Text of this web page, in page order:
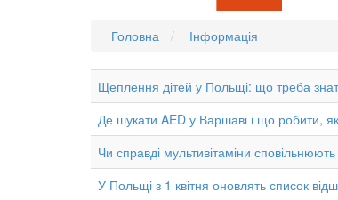
Головна Інформація
Щеплення дітей у Польщі: що треба
Де шукати AED у Варшаві і що робити,
Чи справді мультивітаміни
У Польщі з 1 квітня оновлять список